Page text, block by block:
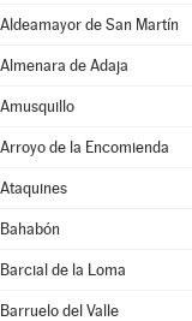
Aldeamayor de San Martín
Almenara de Adaja
Amusquillo
Arroyo de la Encomienda
Ataquines
Bahabón
Barcial de la Loma
Barruelo del Valle